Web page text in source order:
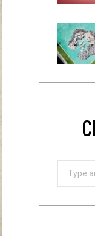
Search